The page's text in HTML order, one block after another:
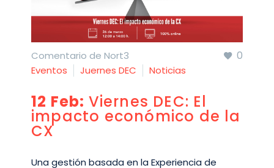
0
Comentario de Nort3
Eventos
Juernes DEC Noticias
12 Feb: Viernes DEC: El
impacto económico de la
CX
Una gestión basada en la Experiencia de